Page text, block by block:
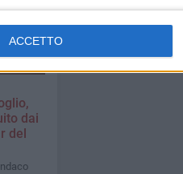
ACCETTO
dai
del